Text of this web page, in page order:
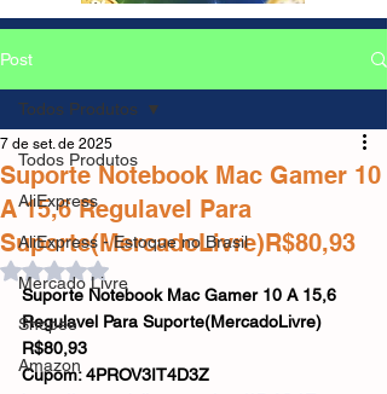
Post
Todos Produtos
AliExpress
AliExpress - Estoque no Brasil
Mercado Livre
Shopee
Amazon
Todos Produtos
Suporte Notebook Mac Gamer 10
A 15,6 Regulavel Para
Suporte(MercadoLivre)R$80,93
7 de set. de 2025
Avaliado com NaN de 5 estrelas.
Suporte Notebook Mac Gamer 10 A 15,6
Regulavel Para Suporte(MercadoLivre)
R$80,93
Cupom: 4PROV3IT4D3Z